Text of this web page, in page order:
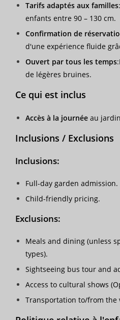
Tarifs adaptés aux familles
enfants entre 90 – 130 cm.
Confirmation de
d'une expérience fluide
Ouvert par tous les temps
de légères bruines.
Ce qui est inclus
Accès à la journée au
Inclusions / Exclusions
Inclusions:
Full-day garden admission.
Child-friendly pricing.
Exclusions:
Meals and dining (unless
types).
Sightseeing bus tour and
Access to cultural shows
Transportation to/from the